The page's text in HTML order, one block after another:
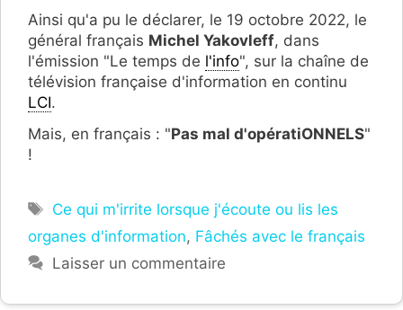
Ainsi qu'a pu le déclarer, le 19 octobre 2022, le
général français Michel Yakovleff, dans
l'émission "Le temps de l'info", sur la chaîne de
télévision française d'information en continu
LCI.
Mais, en français : "Pas mal d'opératiONNELS"
!
Étiquettes
Ce qui m'irrite lorsque j'écoute ou lis les
organes d'information, Fâchés avec le français
Laisser un commentaire